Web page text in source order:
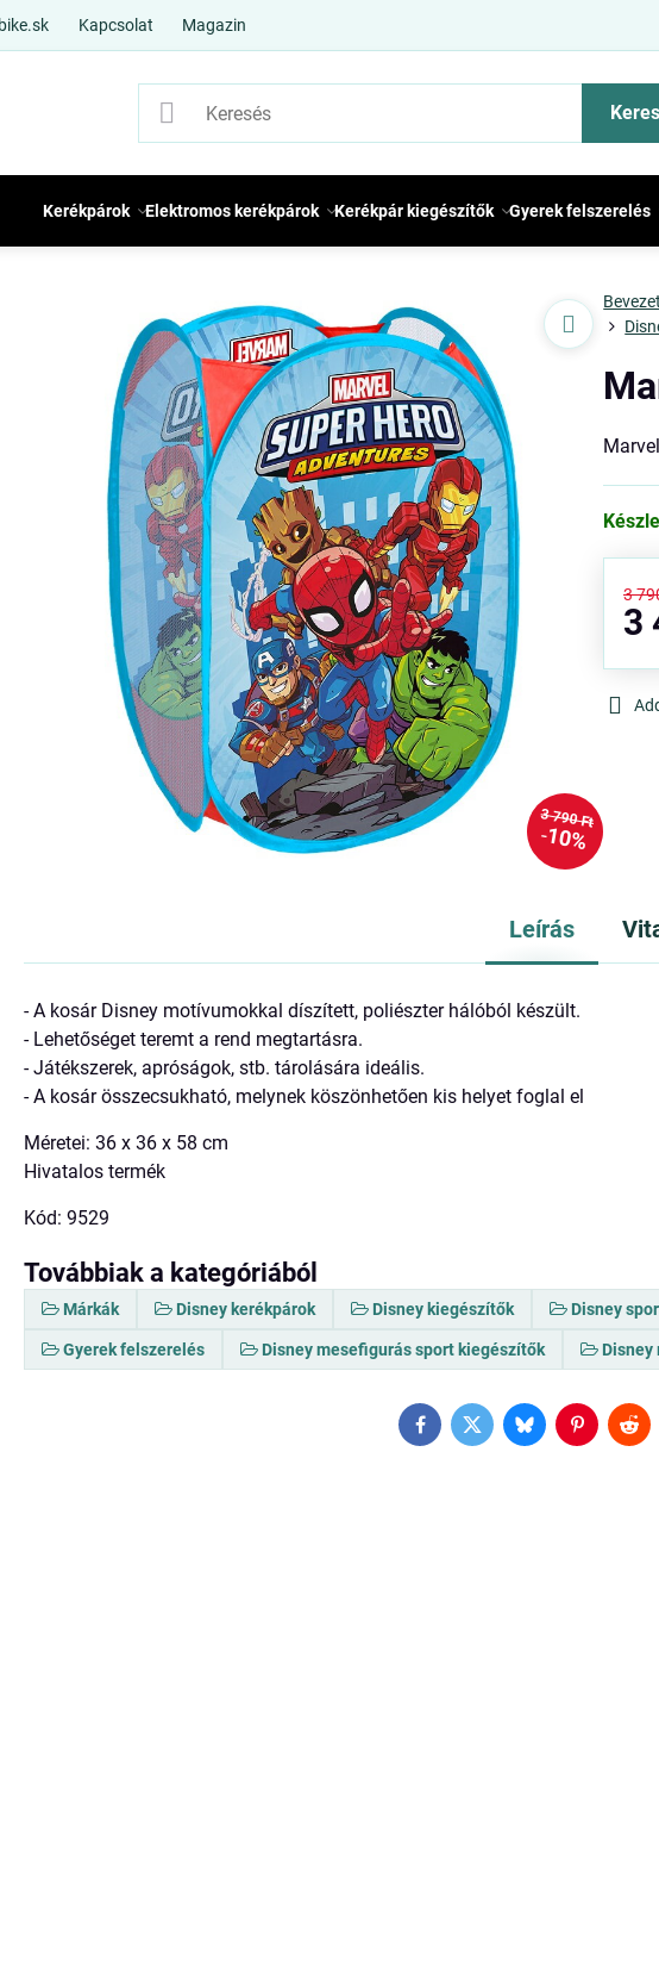
Kapcsolat Magazin
Kerékpárok Elektromos kerékpárok Kerékpár kiegészítők Gyerek felszerelés
3 790 Ft
10%
3
3
Leírás
- A kosár Disney motívumokkal díszített, poliészter hálóból készült.
- Lehetőséget teremt a rend megtartásra.
- Játékszerek, apróságok, stb. tárolására ideális.
- A kosár összecsukható, melynek köszönhetően kis helyet foglal el
Méretei: 36 x 36 x 58 cm
Hivatalos termék
Kód: 9529
Továbbiak a kategóriából
Márkák Disney kerékpárok Disney kiegészítők Disney
Gyerek felszerelés Disney mesefigurás sport kiegészítők Disney
FacebookTwitterBlueskyPinterest